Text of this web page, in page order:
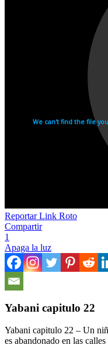
Reportar Link Roto
Compartir
1
Apaga la luz
Yabani capitulo 22
Yabani capitulo 22 – Un
es abandonado en las